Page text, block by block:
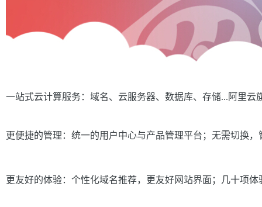
一站式云计算服务：域名、云服务器、数据库、存储...阿里云
更便捷的管理：统一的用户中心与产品管理平台；无需切换，
更友好的体验：个性化域名推荐，更友好网站界面；几十项